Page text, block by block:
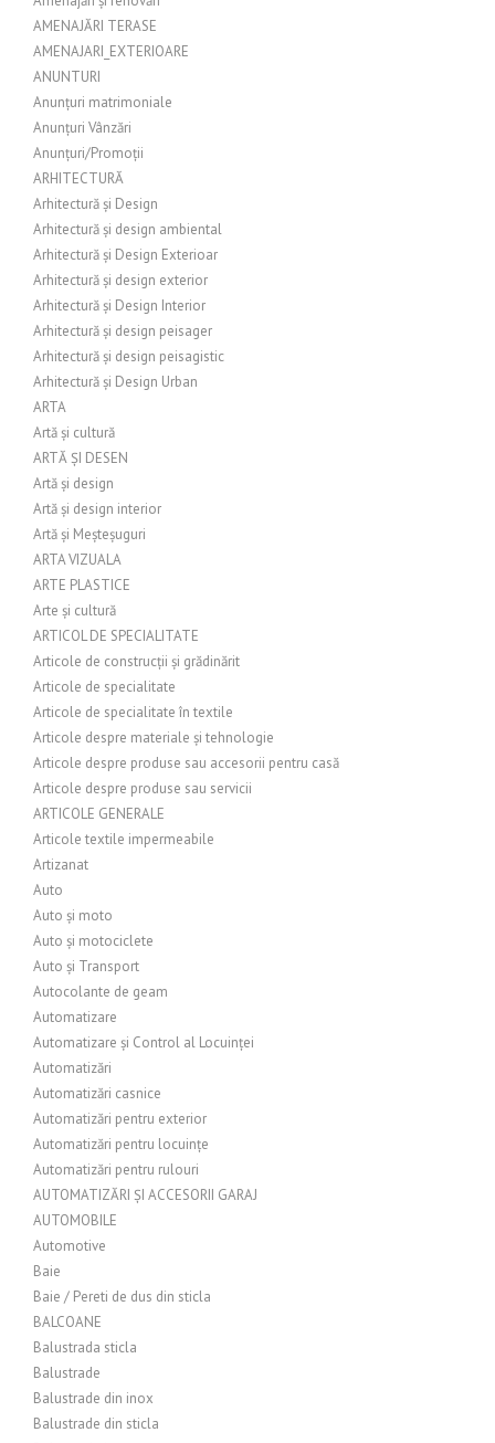
AMENAJĂRI TERASE
AMENAJARI_EXTERIOARE
ANUNTURI
Anunțuri matrimoniale
Anunțuri Vânzări
Anunțuri/Promoții
ARHITECTURĂ
Arhitectură și Design
Arhitectură și design ambiental
Arhitectură și Design Exterioar
Arhitectură și design exterior
Arhitectură și Design Interior
Arhitectură și design peisager
Arhitectură și design peisagistic
Arhitectură și Design Urban
ARTA
Artă și cultură
ARTĂ ȘI DESEN
Artă și design
Artă și design interior
Artă și Meșteșuguri
ARTA VIZUALA
ARTE PLASTICE
Arte și cultură
ARTICOL DE SPECIALITATE
Articole de construcții și grădinărit
Articole de specialitate
Articole de specialitate în textile
Articole despre materiale și tehnologie
Articole despre produse sau accesorii pentru casă
Articole despre produse sau servicii
ARTICOLE GENERALE
Articole textile impermeabile
Artizanat
Auto
Auto și moto
Auto și motociclete
Auto și Transport
Autocolante de geam
Automatizare
Automatizare și Control al Locuinței
Automatizări
Automatizări casnice
Automatizări pentru exterior
Automatizări pentru locuințe
Automatizări pentru rulouri
AUTOMATIZĂRI ȘI ACCESORII GARAJ
AUTOMOBILE
Automotive
Baie
Baie / Pereti de dus din sticla
BALCOANE
Balustrada sticla
Balustrade
Balustrade din inox
Balustrade din sticla